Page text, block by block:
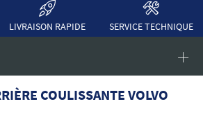
LIVRAISON RAPIDE SERVICE TECHNIQUE
COULISSANTE VOLVO